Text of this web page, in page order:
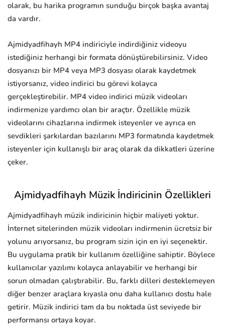
olarak, bu harika programın sunduğu birçok başka avantaj
da vardır.
Ajmidyadfihayh MP4 indiriciyle indirdiğiniz videoyu
istediğiniz herhangi bir formata dönüştürebilirsiniz. Video
dosyanızı bir MP4 veya MP3 dosyası olarak kaydetmek
istiyorsanız, video indirici bu görevi kolayca
gerçekleştirebilir. MP4 video indirici müzik videoları
indirmenize yardımcı olan bir araçtır. Özellikle müzik
videolarını cihazlarına indirmek isteyenler ve ayrıca en
sevdikleri şarkılardan bazılarını MP3 formatında kaydetmek
isteyenler için kullanışlı bir araç olarak da dikkatleri üzerine
çeker.
Ajmidyadfihayh Müzik İndiricinin Özellikleri
Ajmidyadfihayh müzik indiricinin hiçbir maliyeti yoktur.
İnternet sitelerinden müzik videoları indirmenin ücretsiz bir
yolunu arıyorsanız, bu program sizin için en iyi seçenektir.
Bu uygulama pratik bir kullanım özelliğine sahiptir. Böylece
kullanıcılar yazılımı kolayca anlayabilir ve herhangi bir
sorun olmadan çalıştırabilir. Bu, farklı dilleri desteklemeyen
diğer benzer araçlara kıyasla onu daha kullanıcı dostu hale
getirir. Müzik indirici tam da bu noktada üst seviyede bir
performansı ortaya koyar.